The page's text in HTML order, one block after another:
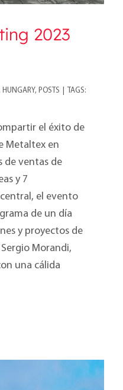
2023
HUNGARY, POSTS
TAGS:
el éxito de
Metaltex en
de ventas de
y 7
el evento
de un día
y proyectos de
Morandi,
una cálida